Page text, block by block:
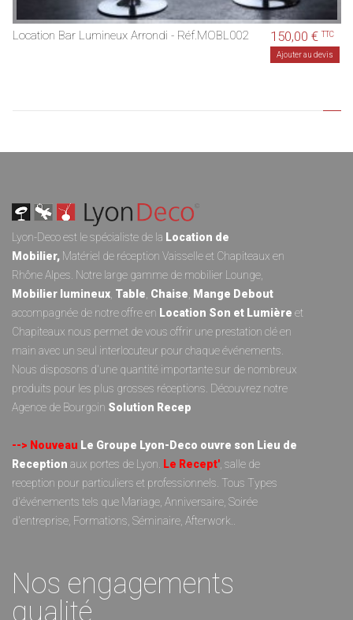
Location Bar Lumineux Arrondi - Réf.MOBL002 150,00 €TTC
Ajouter au devis
Lyon-Deco est le spécialiste de la Location de
Mobilier, Matériel de réception Vaisselleet Chapiteaux en
Rhône Alpes. Notre large gamme de mobilier Lounge
Mobilier lumineux Table Chaise
Mange Debout
accompagnée de notre offre en Location Son et Lumière et
Chapiteaux nous permet de vous offrir une prestation clé en
main avec un seul interlocuteur pour chaque événements.
Nous disposons d'une quantité importante sur de nombreux
produits pour les plus grosses réceptions. Découvrez notre
Agence de Bourgoin Solution Recep
--> Nouveau Le Groupe Lyon-Deco ouvre son Lieu de
Reception aux portes de Lyon. Le Recept' , salle de
reception pour particuliers et professionnels. Tous Types
d'événements tels que Mariage, Anniversaire, Soirée
d'entreprise, Formations, Séminaire, Afterwork..
Nos engagements
qualité